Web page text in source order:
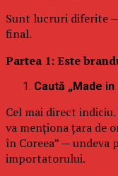
Sunt lucruri diferite —
final.
Partea 1: Este
Caută „Made
Cel mai direct
va menționa țara de
în Coreea” — undeva
importatorului.